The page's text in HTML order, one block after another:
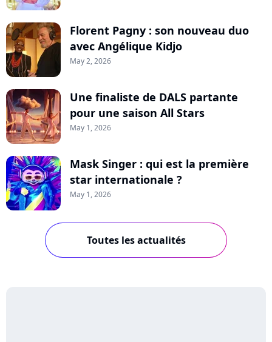
Florent Pagny : son nouveau duo
avec Angélique Kidjo
May 2, 2026
Une finaliste de DALS partante
pour une saison All Stars
May 1, 2026
Mask Singer : qui est la première
star internationale ?
May 1, 2026
Toutes les actualités